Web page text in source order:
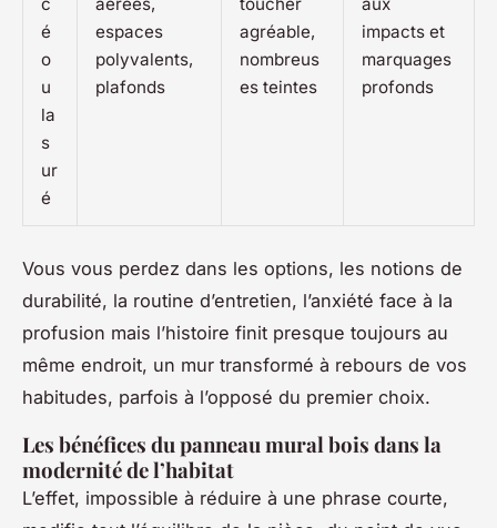
c
é
o
u
la
s
ur
é
aérées,
espaces
polyvalents,
plafonds
toucher
agréable,
nombreus
es teintes
aux
impacts et
marquages
profonds
Vous vous perdez dans les options, les notions de
durabilité, la routine d’entretien, l’anxiété face à la
profusion mais l’histoire finit presque toujours au
même endroit, un mur transformé à rebours de vos
habitudes, parfois à l’opposé du premier choix.
Les bénéfices du panneau mural bois dans la
modernité de l’habitat
L’effet, impossible à réduire à une phrase courte,